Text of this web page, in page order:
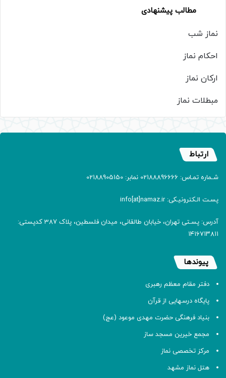
مطالب پیشنهادی
نماز شب
احکام نماز
ارکان نماز
مبطلات نماز
ارتباط
شـماره تمـاس: 02188896666 نمابر: 02188905150
پسـت الـکترونیـکی: info[at]namaz.ir
آدرس: پسـتی تهران، خیابان طالقانی، میدان فلسطین، پلاک 387 کدپستی:
۱۴۱۶۷۱۳۸۱۱
پیوندها
دفتر مقام معظم رهبری
پایگاه درسهایی از قرآن
بنیاد فرهنگی حضرت مهدی موعود (عج)
مجمع خیرین مسجد ساز
مرکز تخصصی نماز
هتل نماز مشهد